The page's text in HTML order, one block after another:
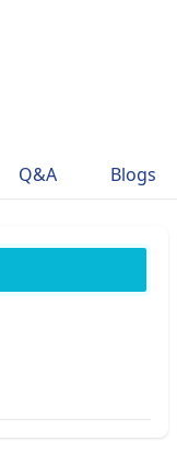
Q&A Blogs